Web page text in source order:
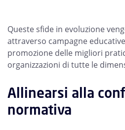
Queste sfide in evoluzione
attraverso campagne
promozione delle migliori
organizzazioni di tutte le
Allinearsi alla
normativa